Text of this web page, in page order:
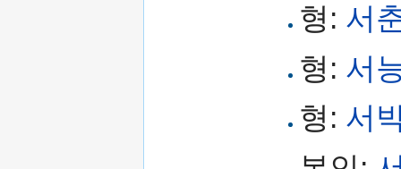
형: 서
형: 서
형: 서